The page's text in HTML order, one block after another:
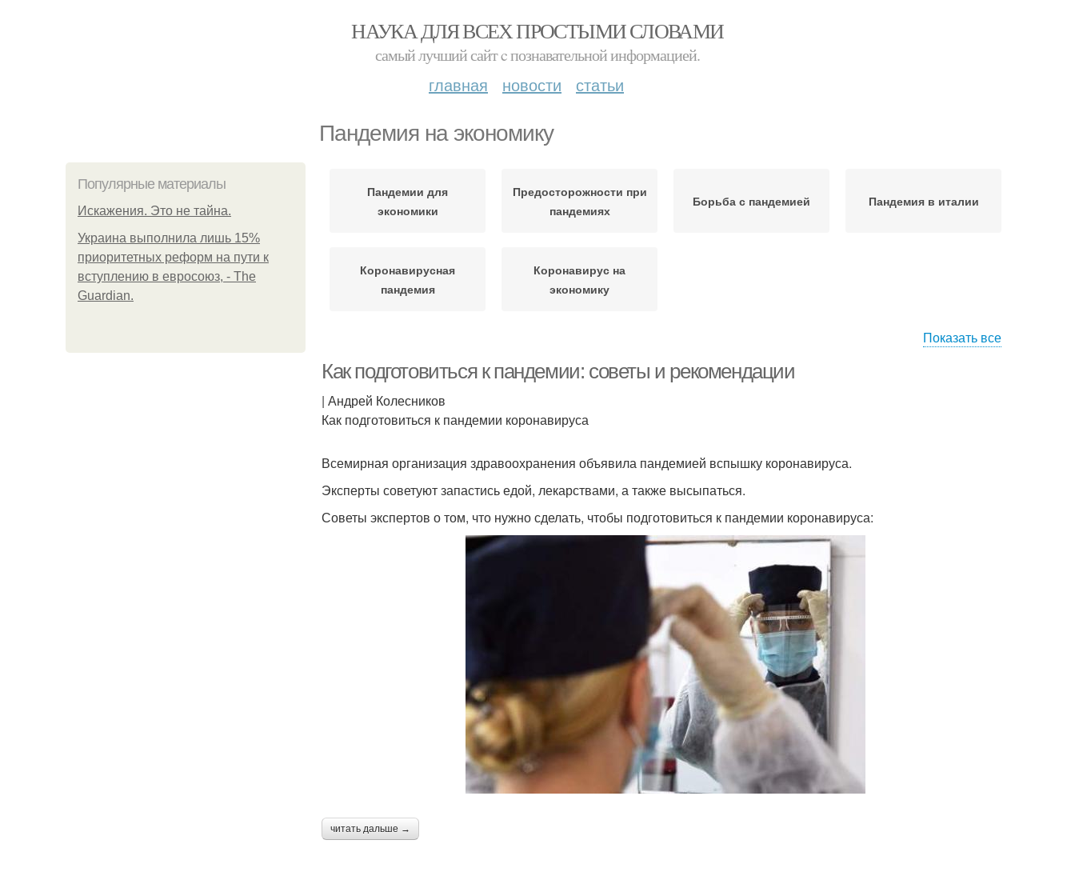
НАУКА ДЛЯ ВСЕХ ПРОСТЫМИ СЛОВАМИ
самый лучший сайт c познавательной информацией.
главная новости статьи
Пандемия на экономику
Популярные материалы
Искажения. Это не тайна.
Украина выполнила лишь 15%
приоритетных реформ на пути к
вступлению в евросоюз, - The
Guardian.
Пандемии для
экономики
Предосторожности при
пандемиях
Борьба с пандемией Пандемия в италии
Коронавирусная
пандемия
Коронавирус на
экономику
Показать все
Как подготовиться к пандемии: советы и рекомендации
| Андрей Колесников
Как подготовиться к пандемии коронавируса
Всемирная организация здравоохранения объявила пандемией вспышку коронавируса.
Эксперты советуют запастись едой, лекарствами, а также высыпаться.
Советы экспертов о том, что нужно сделать, чтобы подготовиться к пандемии коронавируса:
читать дальше →